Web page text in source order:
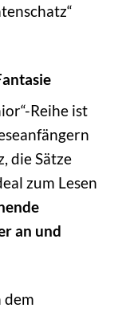
Reihe ist
die Sätze
zum Lesen
an und
dem